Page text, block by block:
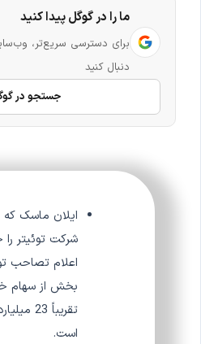
ما را در گوگل پیدا کنید
برای دسترسی سریع‌تر،
دنبال کنید
جستجو در
ایلان ماسک که
شرکت توئیتر را
اعلام تصاحب
بخش از سهام
تقریباً 23
است.